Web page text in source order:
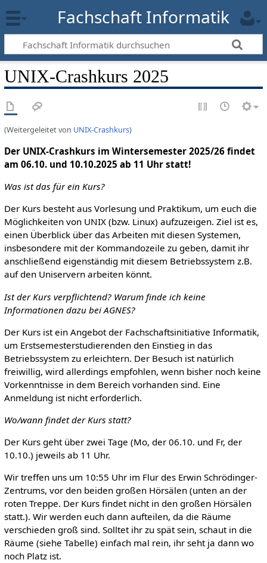
Fachschaft Informatik
UNIX-Crashkurs 2025
(Weitergeleitet von UNIX-Crashkurs)
Der UNIX-Crashkurs im Wintersemester 2025/26 findet
am 06.10. und 10.10.2025 ab 11 Uhr statt!
Was ist das für ein Kurs?
Der Kurs besteht aus Vorlesung und Praktikum, um euch die
Möglichkeiten von UNIX (bzw. Linux) aufzuzeigen. Ziel ist es,
einen Überblick über das Arbeiten mit diesen Systemen,
insbesondere mit der Kommandozeile zu geben, damit ihr
anschließend eigenständig mit diesem Betriebssystem z.B.
auf den Uniservern arbeiten könnt.
Ist der Kurs verpflichtend? Warum finde ich keine
Informationen dazu bei AGNES?
Der Kurs ist ein Angebot der Fachschaftsinitiative Informatik,
um Erstsemesterstudierenden den Einstieg in das
Betriebssystem zu erleichtern. Der Besuch ist natürlich
freiwillig, wird allerdings empfohlen, wenn bisher noch keine
Vorkenntnisse in dem Bereich vorhanden sind. Eine
Anmeldung ist nicht erforderlich.
Wo/wann findet der Kurs statt?
Der Kurs geht über zwei Tage (Mo, der 06.10. und Fr, der
10.10.) jeweils ab 11 Uhr.
Wir treffen uns um 10:55 Uhr im Flur des Erwin Schrödinger-
Zentrums, vor den beiden großen Hörsälen (unten an der
roten Treppe. Der Kurs findet nicht in den großen Hörsälen
statt.). Wir werden euch dann aufteilen, da die Räume
verschieden groß sind. Solltet ihr zu spät sein, schaut in die
Räume (siehe Tabelle) einfach mal rein, ihr seht ja dann wo
noch Platz ist.